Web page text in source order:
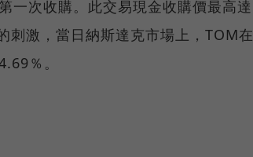
次收購。此交易現金收購價最高達
刺激，當日納斯達克市場上，TOM在
4.69％。